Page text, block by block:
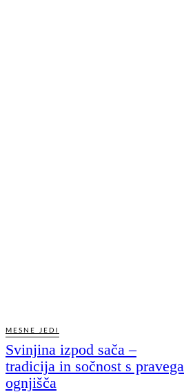
MESNE JEDI
Svinjina izpod sača –
tradicija in sočnost s pravega
ognjišča